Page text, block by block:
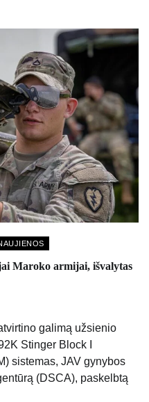
Maroko armijai, išvalytas
galimą užsienio
Stinger Block I
sistemas, JAV gynybos
(DSCA), paskelbtą